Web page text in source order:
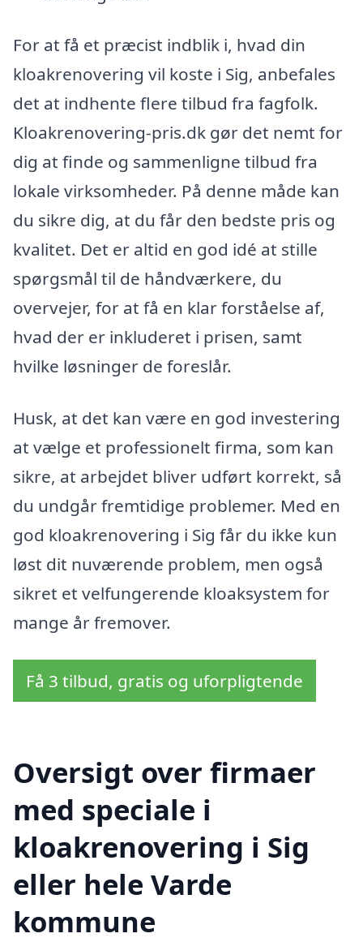
For at få et præcist indblik i, hvad din
kloakrenovering vil koste i Sig, anbefales
det at indhente flere tilbud fra fagfolk.
Kloakrenovering-pris.dk gør det nemt for
dig at finde og sammenligne tilbud fra
lokale virksomheder. På denne måde kan
du sikre dig, at du får den bedste pris og
kvalitet. Det er altid en god idé at stille
spørgsmål til de håndværkere, du
overvejer, for at få en klar forståelse af,
hvad der er inkluderet i prisen, samt
hvilke løsninger de foreslår.
Husk, at det kan være en god investering
at vælge et professionelt firma, som kan
sikre, at arbejdet bliver udført korrekt, så
du undgår fremtidige problemer. Med en
god kloakrenovering i Sig får du ikke kun
løst dit nuværende problem, men også
sikret et velfungerende kloaksystem for
mange år fremover.
Få 3 tilbud, gratis og uforpligtende
Oversigt over firmaer
med speciale i
kloakrenovering i Sig
eller hele Varde
kommune